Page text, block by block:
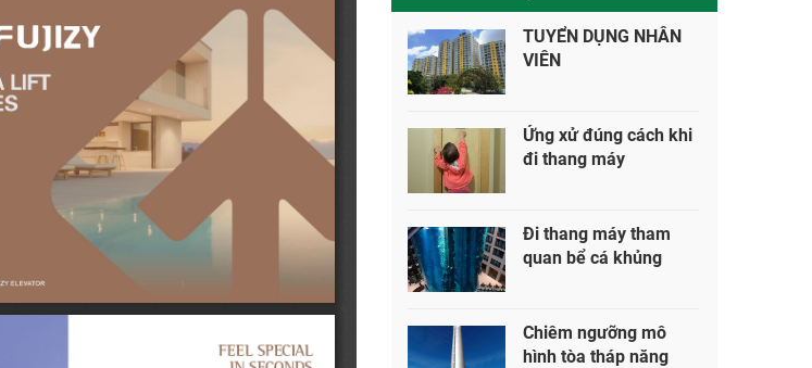
TUYỂN DỤNG NHÂN
VIÊN
Ứng xử đúng cách khi
đi thang máy
Đi thang máy tham
quan bể cá khủng
Chiêm ngưỡng mô
hình tòa tháp năng